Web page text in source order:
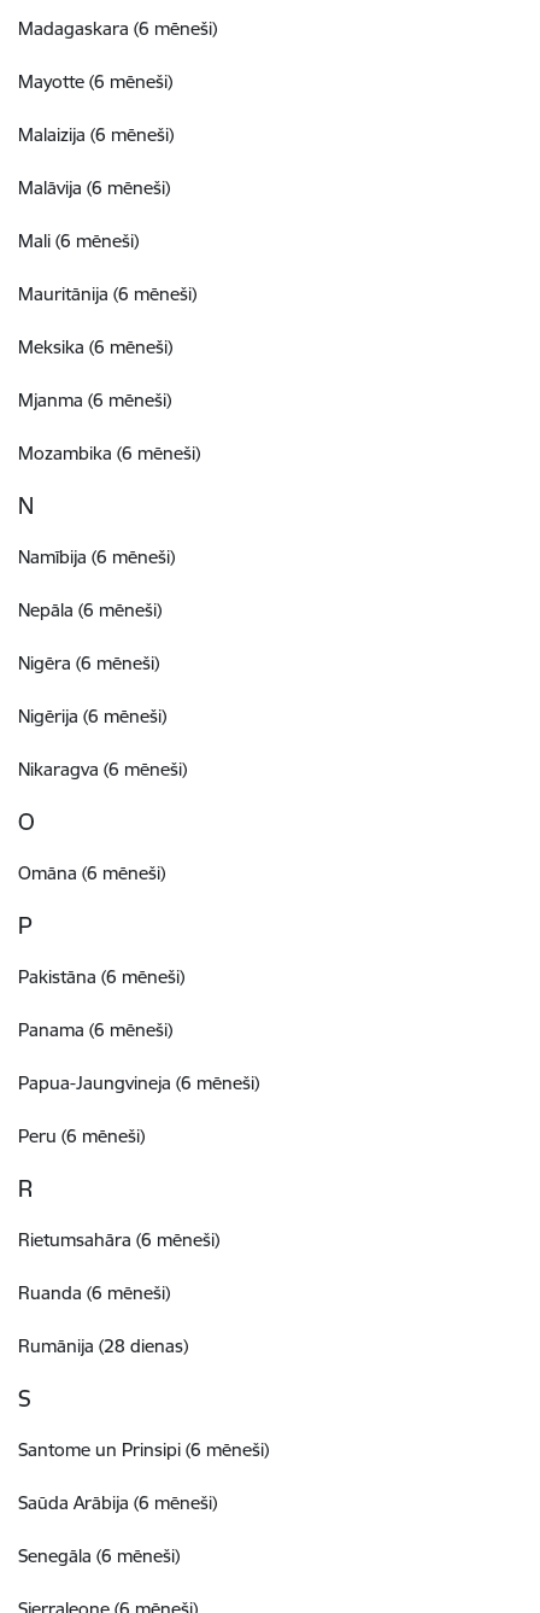
Madagaskara (6 mēneši)
Mayotte (6 mēneši)
Malaizija (6 mēneši)
Malāvija (6 mēneši)
Mali (6 mēneši)
Mauritānija (6 mēneši)
Meksika (6 mēneši)
Mjanma (6 mēneši)
Mozambika (6 mēneši)
N
Namībija (6 mēneši)
Nepāla (6 mēneši)
Nigēra (6 mēneši)
Nigērija (6 mēneši)
Nikaragva (6 mēneši)
O
Omāna (6 mēneši)
P
Pakistāna (6 mēneši)
Panama (6 mēneši)
Papua-Jaungvineja (6 mēneši)
Peru (6 mēneši)
R
Rietumsahāra (6 mēneši)
Ruanda (6 mēneši)
Rumānija (28 dienas)
S
Santome un Prinsipi (6 mēneši)
Saūda Arābija (6 mēneši)
Senegāla (6 mēneši)